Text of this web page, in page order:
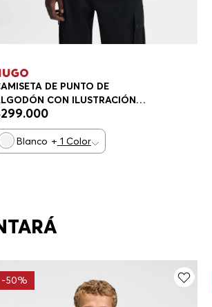
DE PUNTO DE
CON ILUSTRACIÓN
CAMISETAS REGULAR
HOMBRE
299.000
Blanco + 1 Color
-50%